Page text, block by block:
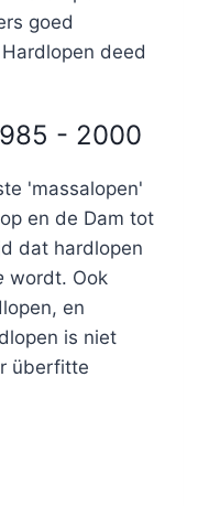
goed
deed
- 2000
'massalopen'
en de Dam tot
dat hardlopen
wordt. Ook
en
is niet
überfitte